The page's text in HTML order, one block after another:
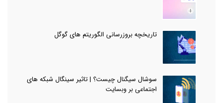
تاریخچه بروزرسانی الگوریتم های گوگل
سوشال سیگنال چیست؟ | تاثیر سینگال شبکه های
اجتماعی بر وبسایت